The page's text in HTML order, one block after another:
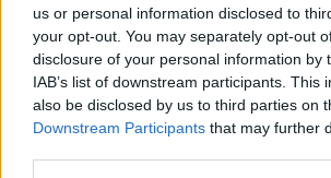
us or personal information disclosed to
your opt-out. You may separately opt-out
disclosure of your personal information by
IAB’s list of downstream participants. This
also be disclosed by us to third parties on
Downstream Participants that may further
Όσον αφορά το πρώτο πενθήμερο
οι υψηλότερες προ-κρατήσεις
Σαντορίνημε 83% και 3.739
εγγεγραμμένα σε πλατφόρμες
μίσθωσης, εκ των οποίων τα 2.804
Ακολουθεί ηΝάξοςμε 74% και